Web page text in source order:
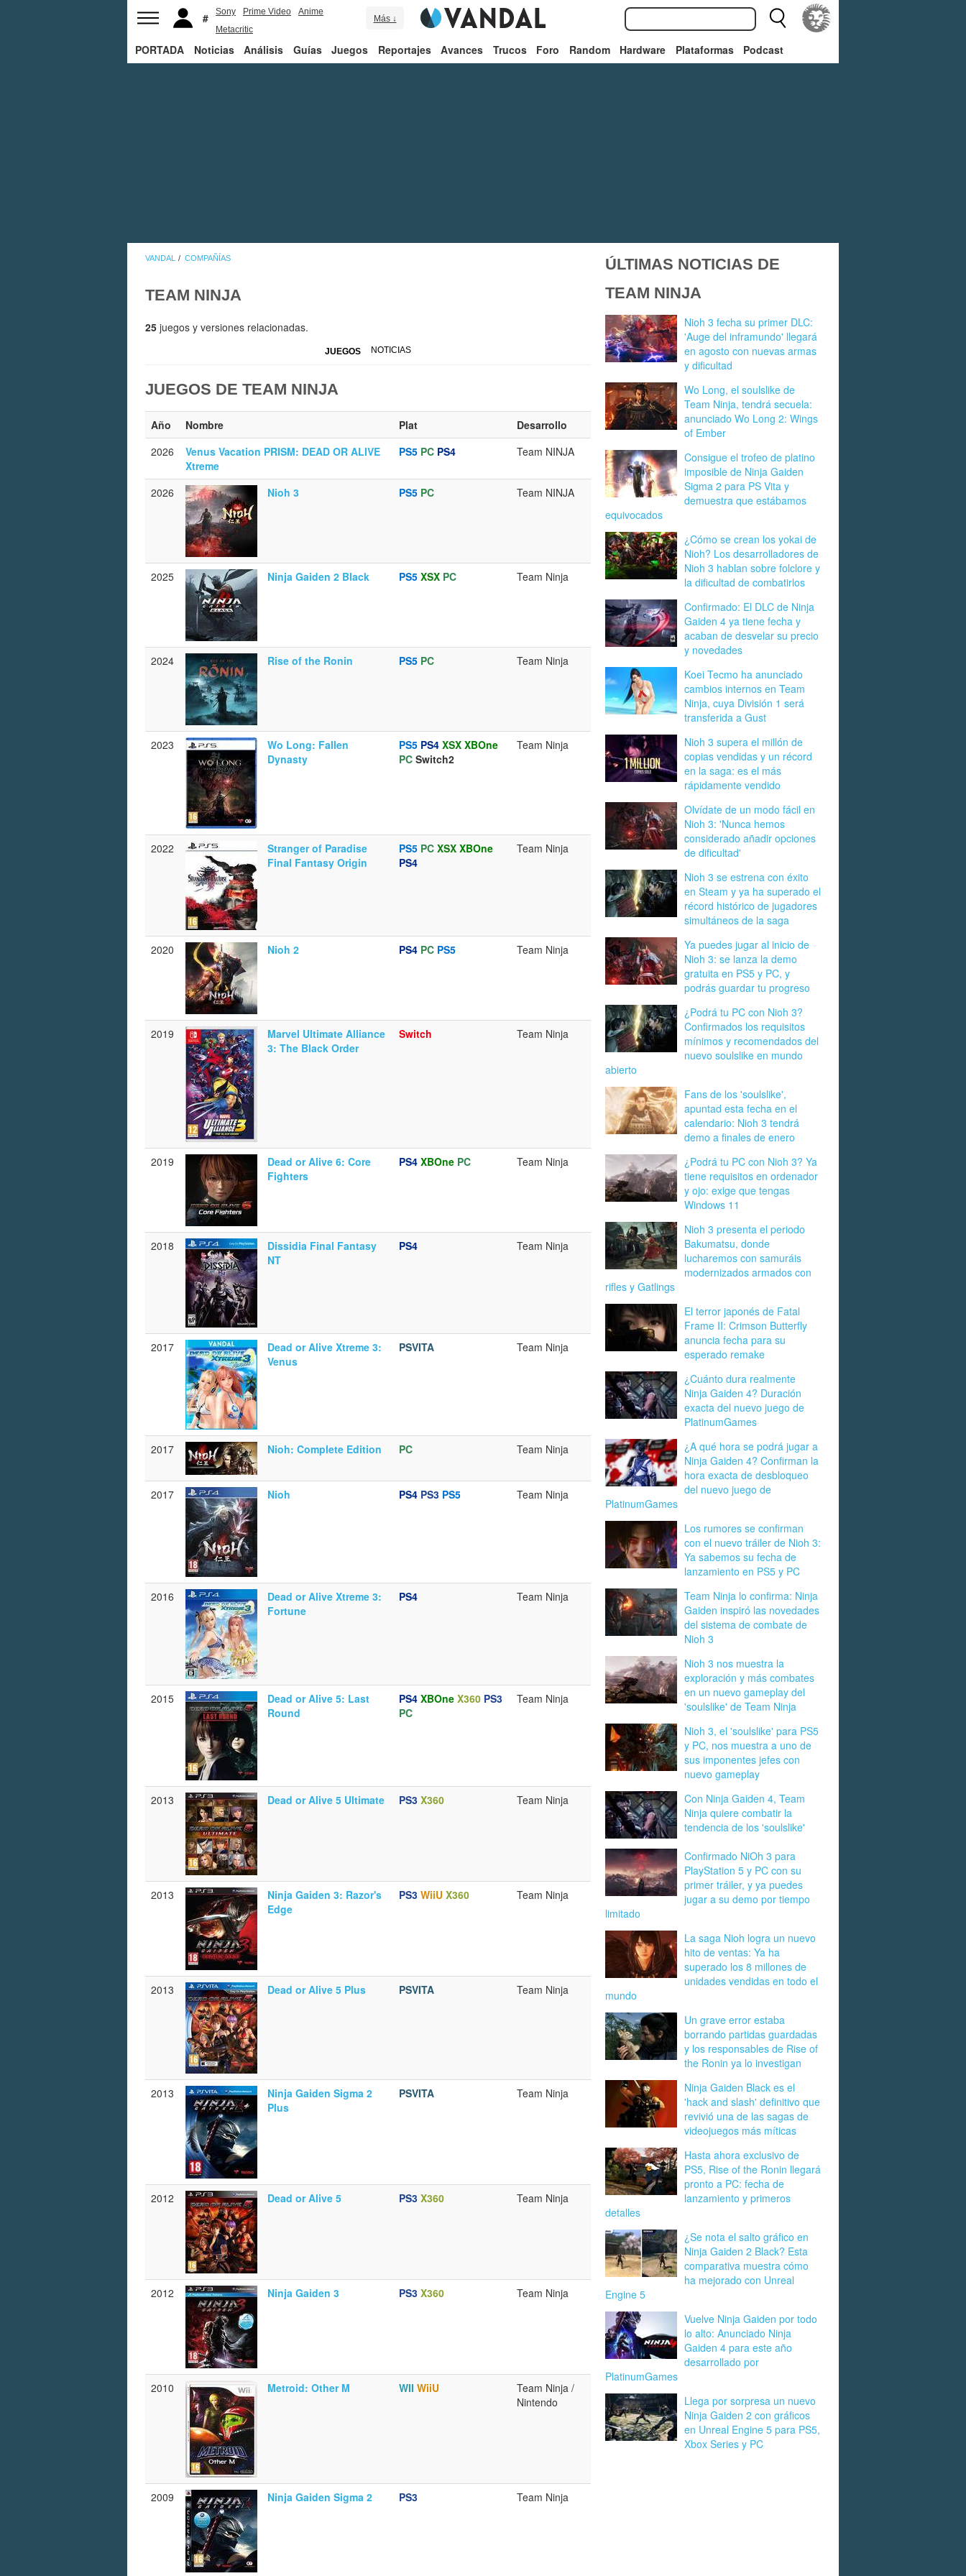
Sony Prime Video
Anime
Metacritic
Más ↓
PORTADA Noticias Análisis Guías Juegos Reportajes Avances Trucos Foro Random Hardware Plataformas Podcast
VANDAL COMPAÑÍAS
TEAM NINJA
25 juegos y versiones relacionadas.
JUEGOS NOTICIAS
JUEGOS DE TEAM NINJA
Año Nombre Plat
Desarrollo
2026
Venus Vacation PRISM: DEAD OR ALIVE
Xtreme
PS5 PC PS4 Team NINJA
2026 Nioh 3 PS5 PC Team NINJA
2025 Ninja Gaiden 2 Black PS5 XSX PC Team Ninja
2024 Rise of the Ronin PS5 PC Team Ninja
2023
Wo Long: Fallen
Dynasty
PS5 PS4 XSX XBOne
PC Switch2
Team Ninja
2022
Stranger of Paradise
Final Fantasy Origin
PS5 PC XSX XBOne
PS4
Team Ninja
2020 Nioh 2 PS4 PC PS5 Team Ninja
2019
Marvel Ultimate Alliance
3: The Black Order
Switch Team Ninja
2019
Dead or Alive 6: Core
Fighters
PS4 XBOne PC Team Ninja
2018
Dissidia Final Fantasy
NT
PS4 Team Ninja
2017
Dead or Alive Xtreme 3:
Venus
PSVITA Team Ninja
2017 Nioh: Complete Edition PC Team Ninja
2017 Nioh PS4 PS3 PS5 Team Ninja
2016
Dead or Alive Xtreme 3:
Fortune
PS4 Team Ninja
2015
Dead or Alive 5: Last
Round
PS4 XBOne X360 PS3
PC
Team Ninja
2013 Dead or Alive 5 Ultimate PS3 X360 Team Ninja
2013
Ninja Gaiden 3: Razor's
Edge
PS3 WiiU X360 Team Ninja
2013 Dead or Alive 5 Plus PSVITA Team Ninja
2013
Ninja Gaiden Sigma 2
Plus
PSVITA Team Ninja
2012 Dead or Alive 5 PS3 X360 Team Ninja
2012 Ninja Gaiden 3 PS3 X360 Team Ninja
2010 Metroid: Other M WII WiiU
Team Ninja /
Nintendo
2009 Ninja Gaiden Sigma 2 PS3 Team Ninja
ÚLTIMAS NOTICIAS DE
TEAM NINJA
Nioh 3 fecha su primer DLC:
'Auge del inframundo' llegará
en agosto con nuevas armas
y dificultad
Wo Long, el soulslike de
Team Ninja, tendrá secuela:
anunciado Wo Long 2: Wings
of Ember
Consigue el trofeo de platino
imposible de Ninja Gaiden
Sigma 2 para PS Vita y
demuestra que estábamos
equivocados
¿Cómo se crean los yokai de
Nioh? Los desarrolladores de
Nioh 3 hablan sobre folclore y
la dificultad de combatirlos
Confirmado: El DLC de Ninja
Gaiden 4 ya tiene fecha y
acaban de desvelar su precio
y novedades
Koei Tecmo ha anunciado
cambios internos en Team
Ninja, cuya División 1 será
transferida a Gust
Nioh 3 supera el millón de
copias vendidas y un récord
en la saga: es el más
rápidamente vendido
Olvídate de un modo fácil en
Nioh 3: 'Nunca hemos
considerado añadir opciones
de dificultad'
Nioh 3 se estrena con éxito
en Steam y ya ha superado el
récord histórico de jugadores
simultáneos de la saga
Ya puedes jugar al inicio de
Nioh 3: se lanza la demo
gratuita en PS5 y PC, y
podrás guardar tu progreso
¿Podrá tu PC con Nioh 3?
Confirmados los requisitos
mínimos y recomendados del
nuevo soulslike en mundo
abierto
Fans de los 'soulslike',
apuntad esta fecha en el
calendario: Nioh 3 tendrá
demo a finales de enero
¿Podrá tu PC con Nioh 3? Ya
tiene requisitos en ordenador
y ojo: exige que tengas
Windows 11
Nioh 3 presenta el periodo
Bakumatsu, donde
lucharemos con samuráis
modernizados armados con
rifles y Gatlings
El terror japonés de Fatal
Frame II: Crimson Butterfly
anuncia fecha para su
esperado remake
¿Cuánto dura realmente
Ninja Gaiden 4? Duración
exacta del nuevo juego de
PlatinumGames
¿A qué hora se podrá jugar a
Ninja Gaiden 4? Confirman la
hora exacta de desbloqueo
del nuevo juego de
PlatinumGames
Los rumores se confirman
con el nuevo tráiler de Nioh 3:
Ya sabemos su fecha de
lanzamiento en PS5 y PC
Team Ninja lo confirma: Ninja
Gaiden inspiró las novedades
del sistema de combate de
Nioh 3
Nioh 3 nos muestra la
exploración y más combates
en un nuevo gameplay del
'soulslike' de Team Ninja
Nioh 3, el 'soulslike' para PS5
y PC, nos muestra a uno de
sus imponentes jefes con
nuevo gameplay
Con Ninja Gaiden 4, Team
Ninja quiere combatir la
tendencia de los 'soulslike'
Confirmado NiOh 3 para
PlayStation 5 y PC con su
primer tráiler, y ya puedes
jugar a su demo por tiempo
limitado
La saga Nioh logra un nuevo
hito de ventas: Ya ha
superado los 8 millones de
unidades vendidas en todo el
mundo
Un grave error estaba
borrando partidas guardadas
y los responsables de Rise of
the Ronin ya lo investigan
Ninja Gaiden Black es el
'hack and slash' definitivo que
revivió una de las sagas de
videojuegos más míticas
Hasta ahora exclusivo de
PS5, Rise of the Ronin llegará
pronto a PC: fecha de
lanzamiento y primeros
detalles
¿Se nota el salto gráfico en
Ninja Gaiden 2 Black? Esta
comparativa muestra cómo
ha mejorado con Unreal
Engine 5
Vuelve Ninja Gaiden por todo
lo alto: Anunciado Ninja
Gaiden 4 para este año
desarrollado por
PlatinumGames
Llega por sorpresa un nuevo
Ninja Gaiden 2 con gráficos
en Unreal Engine 5 para PS5,
Xbox Series y PC